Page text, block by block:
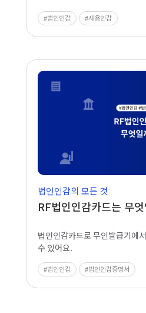
법인인감 사용인감
RF법인인감카드는 무
법인인감카드로 무인발급기에
수 있어요.
법인인감의 모든 것
법인인감 법인인감증명서